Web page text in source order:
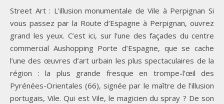
Street Art : L’illusion monumentale de Vile à Perpignan Si
vous passez par la Route d’Espagne à Perpignan, ouvrez
grand les yeux. C’est ici, sur l’une des façades du centre
commercial Aushopping Porte d’Espagne, que se cache
l’une des œuvres d’art urbain les plus spectaculaires de la
région : la plus grande fresque en trompe-l’œil des
Pyrénées-Orientales (66), signée par le maître de l’illusion
portugais, Vile. Qui est Vile, le magicien du spray ? De son